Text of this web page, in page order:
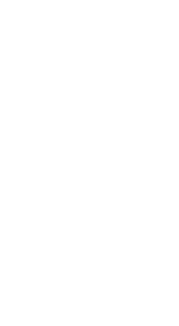
[Hoofdstof] 75%